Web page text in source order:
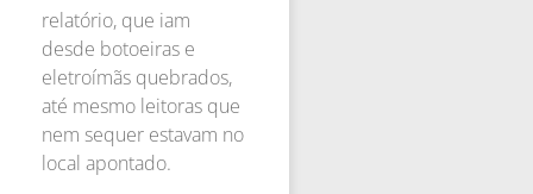
relatório, que iam
desde botoeiras e
eletroímãs quebrados,
até mesmo leitoras que
nem sequer estavam no
local apontado.